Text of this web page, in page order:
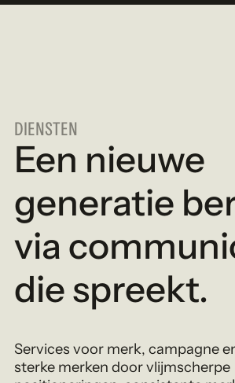
DIENSTEN
Een nieuwe
generatie
via
die spreekt.
Services voor merk, campagne
sterke merken door vlijmscherpe